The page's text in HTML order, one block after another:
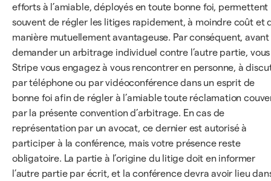
efforts à l’amiable, déployés en toute bonne foi, permettent
souvent de régler les litiges rapidement, à moindre coût et
manière mutuellement avantageuse. Par conséquent,
demander un arbitrage individuel contre l’autre partie,
Stripe vous engagez à vous rencontrer en personne, à
par téléphone ou par vidéoconférence dans un esprit de
bonne foi afin de régler à l’amiable toute réclamation
par la présente convention d’arbitrage. En cas de
représentation par un avocat, ce dernier est autorisé à
participer à la conférence, mais votre présence reste
obligatoire. La partie à l’origine du litige doit en informer
l’autre partie par écrit, et la conférence devra avoir lieu